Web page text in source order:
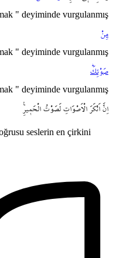
" deyiminde vurgulanmış
مِنْ
" deyiminde vurgulanmış
صَوْتِكَۜ
" deyiminde vurgulanmış
اِنَّ اَنْكَرَ الْاَصْوَاتِ لَصَوْتُ الْحَم۪يرِ۟
seslerin en çirkini